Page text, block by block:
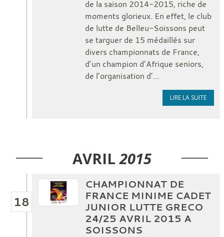
de la saison 2014-2015, riche de
moments glorieux. En effet, le club
de lutte de Belleu-Soissons peut
se targuer de 15 médaillés sur
divers championnats de France,
d’un champion d’Afrique seniors,
de l’organisation d’...
LIRE LA SUITE
AVRIL 2015
18
CHAMPIONNAT DE
FRANCE MINIME CADET
JUNIOR LUTTE GRECO
24/25 AVRIL 2015 A
SOISSONS